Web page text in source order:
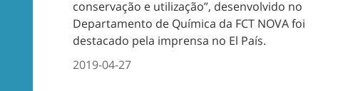
conservação e utilização”, desenvolvido no
Departamento de Química da FCT NOVA foi
destacado pela imprensa no El País.
2019-04-27